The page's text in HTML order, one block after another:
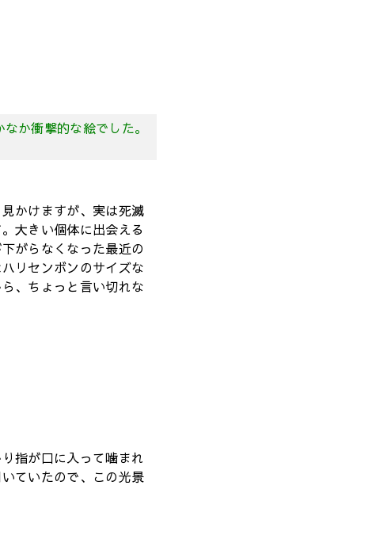
か衝撃的な絵でした。
かけますが、実は死滅
大きい個体に出会える
がらなくなった最近の
リセンボンのサイズな
、ちょっと言い切れな
指が口に入って噛まれ
ていたので、この光景